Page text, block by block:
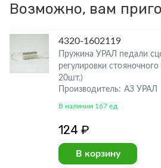
Возможно, вам
4320-1602119
Пружина УРАЛ педали
регулировки
20шт.)
Производитель: АЗ УРАЛ
В наличии 167 ед
124 ₽
В корзину